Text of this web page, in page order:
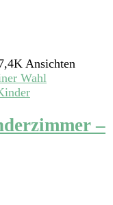
Ansichten
–